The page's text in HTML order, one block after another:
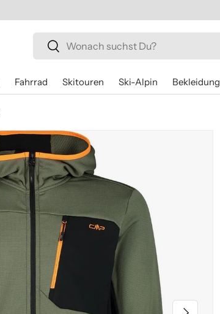
Suchen
Suchen
Fahrrad Skitouren Ski-Alpin Bekleidung
Nächste